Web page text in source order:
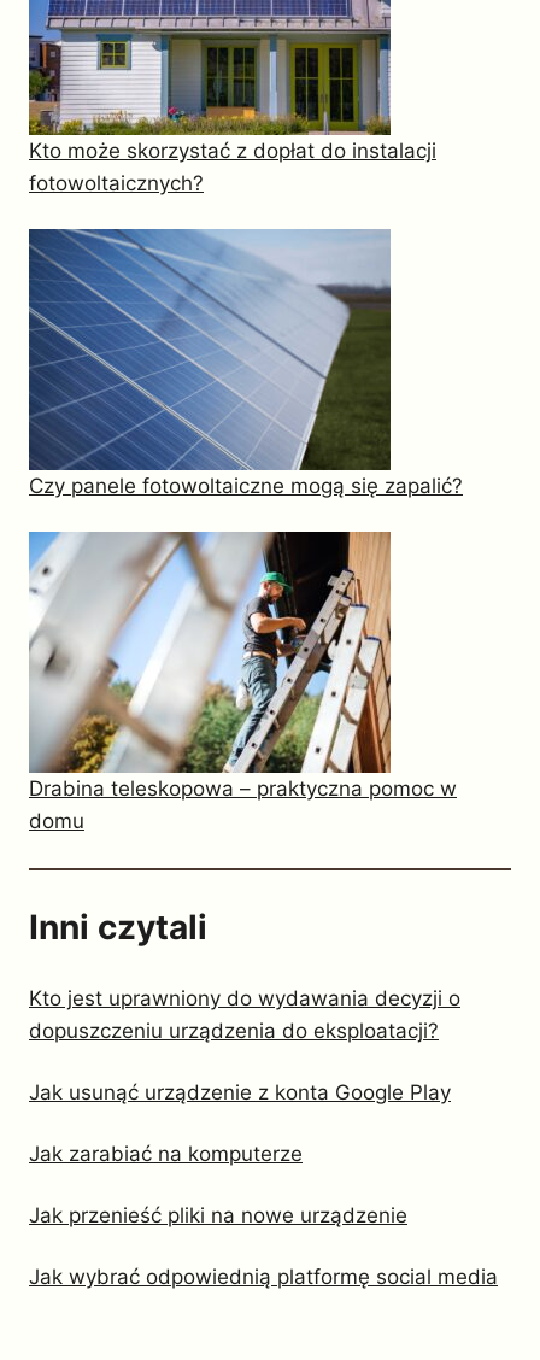
Kto może skorzystać z dopłat do instalacji
fotowoltaicznych?
Czy panele fotowoltaiczne mogą się zapalić?
Drabina teleskopowa – praktyczna pomoc w
domu
Inni czytali
Kto jest uprawniony do wydawania decyzji o
dopuszczeniu urządzenia do eksploatacji?
Jak usunąć urządzenie z konta Google Play
Jak zarabiać na komputerze
Jak przenieść pliki na nowe urządzenie
Jak wybrać odpowiednią platformę social media